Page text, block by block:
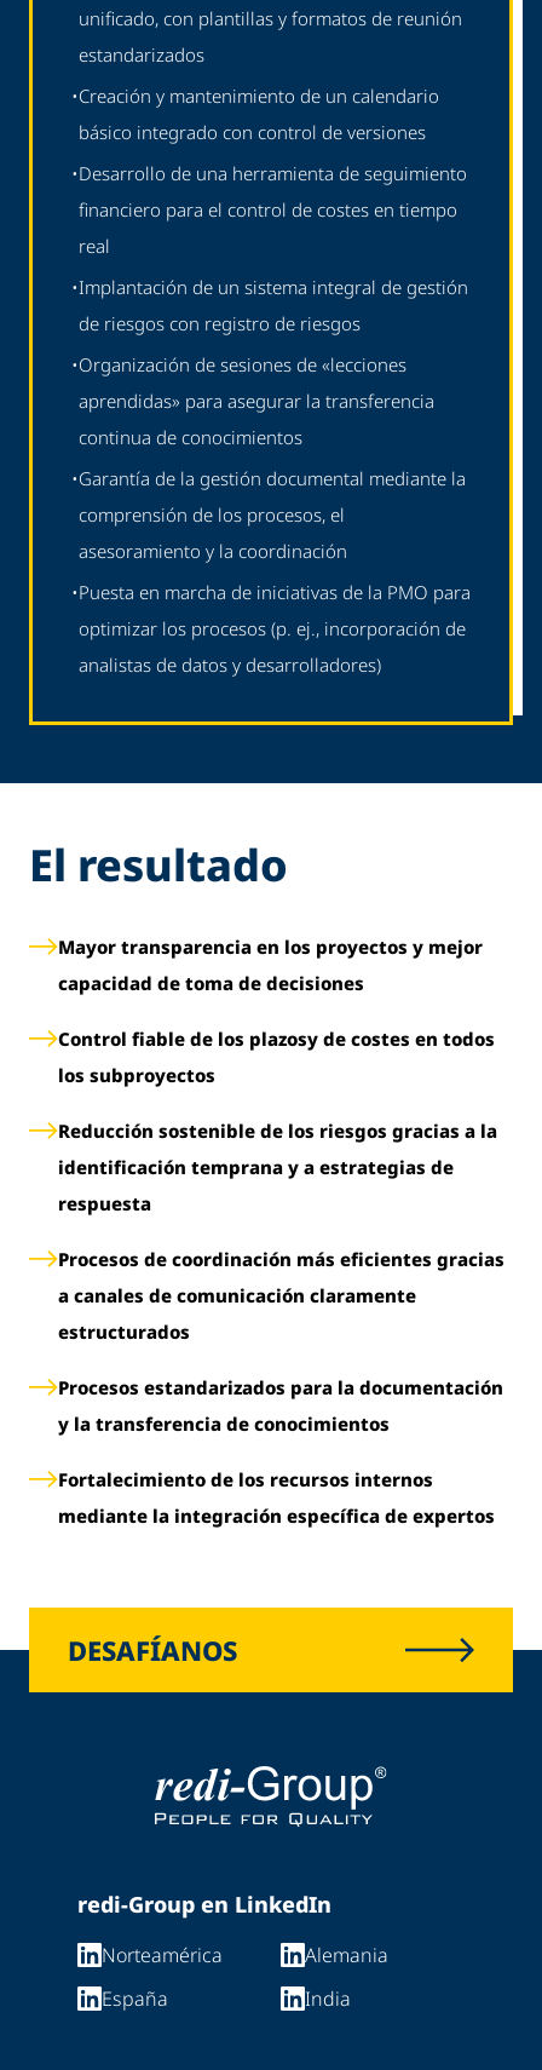
unificado, con plantillas y formatos de reunión
estandarizados
•Creación y mantenimiento de un calendario
básico integrado con control de versiones
•Desarrollo de una herramienta de seguimiento
financiero para el control de costes en tiempo
real
•Implantación de un sistema integral de gestión
de riesgos con registro de riesgos
•Organización de sesiones de «lecciones
aprendidas» para asegurar la transferencia
continua de conocimientos
•Garantía de la gestión documental mediante la
comprensión de los procesos, el
asesoramiento y la coordinación
•Puesta en marcha de iniciativas de la PMO para
optimizar los procesos (p. ej., incorporación de
analistas de datos y desarrolladores)
El resultado
Mayor transparencia en los proyectos y mejor
capacidad de toma de decisiones
Control fiable de los plazosy de costes en todos
los subproyectos
Reducción sostenible de los riesgos gracias a la
identificación temprana y a estrategias de
respuesta
Procesos de coordinación más eficientes gracias
a canales de comunicación claramente
estructurados
Procesos estandarizados para la documentación
y la transferencia de conocimientos
Fortalecimiento de los recursos internos
mediante la integración específica de expertos
DESAFÍANOS
redi-Group en LinkedIn
Norteamérica
Alemania
España
India